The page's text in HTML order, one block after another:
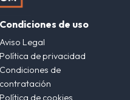
Condiciones de uso
Aviso Legal
Política de privacidad
Condiciones de
contratación